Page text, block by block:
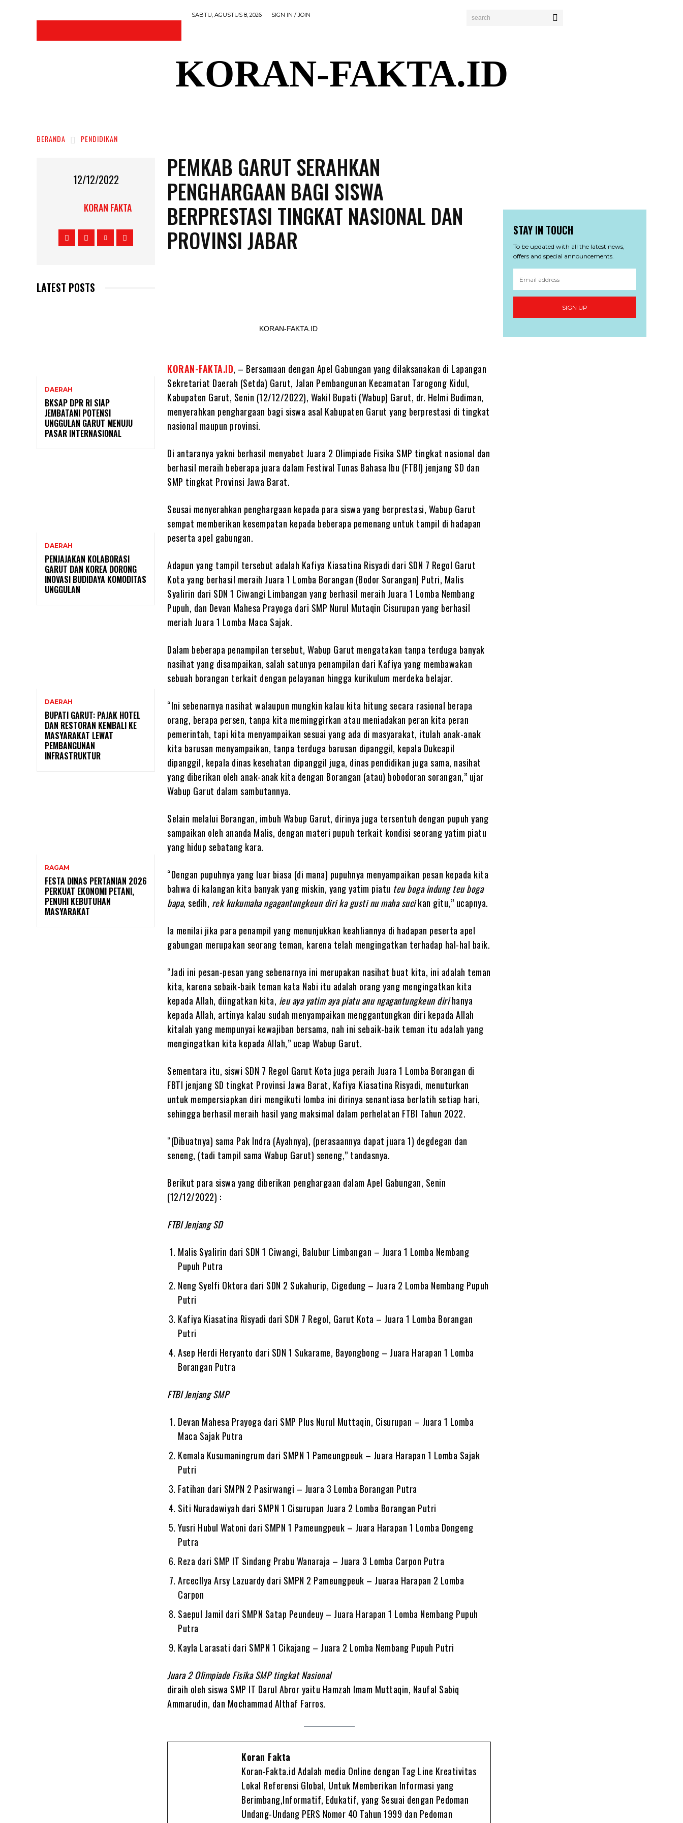
SABTU, AGUSTUS 8, 2026 SIGN IN / JOIN search
KORAN-FAKTA.ID
BERANDA PENDIDIKAN
12/12/2022
KORAN FAKTA
LATEST POSTS
DAERAH
BKSAP DPR RI SIAP
JEMBATANI POTENSI
UNGGULAN GARUT MENUJU
PASAR INTERNASIONAL
DAERAH
PENJAJAKAN KOLABORASI
GARUT DAN KOREA DORONG
INOVASI BUDIDAYA KOMODITAS
UNGGULAN
DAERAH
BUPATI GARUT: PAJAK HOTEL
DAN RESTORAN KEMBALI KE
MASYARAKAT LEWAT
PEMBANGUNAN
INFRASTRUKTUR
RAGAM
FESTA DINAS PERTANIAN 2026
PERKUAT EKONOMI PETANI,
PENUHI KEBUTUHAN
MASYARAKAT
PEMKAB GARUT SERAHKAN
PENGHARGAAN BAGI SISWA
BERPRESTASI TINGKAT NASIONAL DAN
PROVINSI JABAR
KORAN-FAKTA.ID
KORAN-FAKTA.ID, – Bersamaan dengan Apel Gabungan yang dilaksanakan di Lapangan
Sekretariat Daerah (Setda) Garut, Jalan Pembangunan Kecamatan Tarogong Kidul,
Kabupaten Garut, Senin (12/12/2022), Wakil Bupati (Wabup) Garut, dr. Helmi Budiman,
menyerahkan penghargaan bagi siswa asal Kabupaten Garut yang berprestasi di tingkat
nasional maupun provinsi.
Di antaranya yakni berhasil menyabet Juara 2 Olimpiade Fisika SMP tingkat nasional dan
berhasil meraih beberapa juara dalam Festival Tunas Bahasa Ibu (FTBI) jenjang SD dan
SMP tingkat Provinsi Jawa Barat.
Seusai menyerahkan penghargaan kepada para siswa yang berprestasi, Wabup Garut
sempat memberikan kesempatan kepada beberapa pemenang untuk tampil di hadapan
peserta apel gabungan.
Adapun yang tampil tersebut adalah Kafiya Kiasatina Risyadi dari SDN 7 Regol Garut
Kota yang berhasil meraih Juara 1 Lomba Borangan (Bodor Sorangan) Putri, Malis
Syalirin dari SDN 1 Ciwangi Limbangan yang berhasil meraih Juara 1 Lomba Nembang
Pupuh, dan Devan Mahesa Prayoga dari SMP Nurul Mutaqin Cisurupan yang berhasil
meriah Juara 1 Lomba Maca Sajak.
Dalam beberapa penampilan tersebut, Wabup Garut mengatakan tanpa terduga banyak
nasihat yang disampaikan, salah satunya penampilan dari Kafiya yang membawakan
sebuah borangan terkait dengan pelayanan hingga kurikulum merdeka belajar.
“Ini sebenarnya nasihat walaupun mungkin kalau kita hitung secara rasional berapa
orang, berapa persen, tanpa kita meminggirkan atau meniadakan peran kita peran
pemerintah, tapi kita menyampaikan sesuai yang ada di masyarakat, itulah anak-anak
kita barusan menyampaikan, tanpa terduga barusan dipanggil, kepala Dukcapil
dipanggil, kepala dinas kesehatan dipanggil juga, dinas pendidikan juga sama, nasihat
yang diberikan oleh anak-anak kita dengan Borangan (atau) bobodoran sorangan,” ujar
Wabup Garut dalam sambutannya.
Selain melalui Borangan, imbuh Wabup Garut, dirinya juga tersentuh dengan pupuh yang
sampaikan oleh ananda Malis, dengan materi pupuh terkait kondisi seorang yatim piatu
yang hidup sebatang kara.
“Dengan pupuhnya yang luar biasa (di mana) pupuhnya menyampaikan pesan kepada kita
bahwa di kalangan kita banyak yang miskin, yang yatim piatu teu boga indung teu boga
bapa, sedih, rek kukumaha ngagantungkeun diri ka gusti nu maha sucikan gitu,” ucapnya.
Ia menilai jika para penampil yang menunjukkan keahliannya di hadapan peserta apel
gabungan merupakan seorang teman, karena telah mengingatkan terhadap hal-hal baik.
“Jadi ini pesan-pesan yang sebenarnya ini merupakan nasihat buat kita, ini adalah teman
kita, karena sebaik-baik teman kata Nabi itu adalah orang yang mengingatkan kita
kepada Allah, diingatkan kita, ieu aya yatim aya piatu anu ngagantungkeun dirihanya
kepada Allah, artinya kalau sudah menyampaikan menggantungkan diri kepada Allah
kitalah yang mempunyai kewajiban bersama, nah ini sebaik-baik teman itu adalah yang
mengingatkan kita kepada Allah,” ucap Wabup Garut.
Sementara itu, siswi SDN 7 Regol Garut Kota juga peraih Juara 1 Lomba Borangan di
FBTI jenjang SD tingkat Provinsi Jawa Barat, Kafiya Kiasatina Risyadi, menuturkan
untuk mempersiapkan diri mengikuti lomba ini dirinya senantiasa berlatih setiap hari,
sehingga berhasil meraih hasil yang maksimal dalam perhelatan FTBI Tahun 2022.
“(Dibuatnya) sama Pak Indra (Ayahnya), (perasaannya dapat juara 1) degdegan dan
seneng, (tadi tampil sama Wabup Garut) seneng,” tandasnya.
Berikut para siswa yang diberikan penghargaan dalam Apel Gabungan, Senin
(12/12/2022) :
FTBI Jenjang SD
Malis Syalirin dari SDN 1 Ciwangi, Balubur Limbangan – Juara 1 Lomba Nembang
Pupuh Putra
Neng Syelfi Oktora dari SDN 2 Sukahurip, Cigedung – Juara 2 Lomba Nembang Pupuh
Putri
Kafiya Kiasatina Risyadi dari SDN 7 Regol, Garut Kota – Juara 1 Lomba Borangan
Putri
Asep Herdi Heryanto dari SDN 1 Sukarame, Bayongbong – Juara Harapan 1 Lomba
Borangan Putra
FTBI Jenjang SMP
Devan Mahesa Prayoga dari SMP Plus Nurul Muttaqin, Cisurupan – Juara 1 Lomba
Maca Sajak Putra
Kemala Kusumaningrum dari SMPN 1 Pameungpeuk – Juara Harapan 1 Lomba Sajak
Putri
Fatihan dari SMPN 2 Pasirwangi – Juara 3 Lomba Borangan Putra
Siti Nuradawiyah dari SMPN 1 Cisurupan Juara 2 Lomba Borangan Putri
Yusri Hubul Watoni dari SMPN 1 Pameungpeuk – Juara Harapan 1 Lomba Dongeng
Putra
Reza dari SMP IT Sindang Prabu Wanaraja – Juara 3 Lomba Carpon Putra
Arcecllya Arsy Lazuardy dari SMPN 2 Pameungpeuk – Juaraa Harapan 2 Lomba
Carpon
Saepul Jamil dari SMPN Satap Peundeuy – Juara Harapan 1 Lomba Nembang Pupuh
Putra
Kayla Larasati dari SMPN 1 Cikajang – Juara 2 Lomba Nembang Pupuh Putri
Juara 2 Olimpiade Fisika SMP tingkat Nasional
diraih oleh siswa SMP IT Darul Abror yaitu Hamzah Imam Muttaqin, Naufal Sabiq
Ammarudin, dan Mochammad Althaf Farros.
Koran Fakta
Koran-Fakta.id Adalah media Online dengan Tag Line Kreativitas
Lokal Referensi Global, Untuk Memberikan Informasi yang
Berimbang,Informatif, Edukatif, yang Sesuai dengan Pedoman
Undang-Undang PERS Nomor 40 Tahun 1999 dan Pedoman
STAY IN TOUCH
To be updated with all the latest news,
offers and special announcements.
SIGN UP